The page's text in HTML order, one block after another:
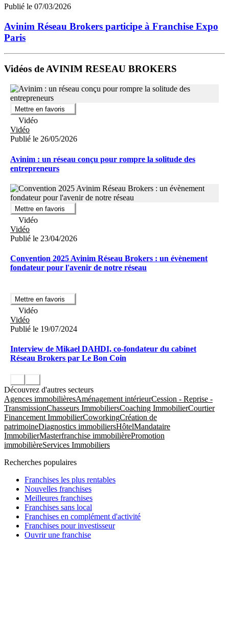
Publié le 07/03/2026
Avinim Réseau Brokers participe à Franchise Expo
Paris
Vidéos de AVINIM RESEAU BROKERS
Mettre en favoris
Vidéo
Vidéo
Publié le 26/05/2026
Avinim : un réseau conçu pour rompre la solitude des
entrepreneurs
Mettre en favoris
Vidéo
Vidéo
Publié le 23/04/2026
Convention 2025 Avinim Réseau Brokers : un évènement
fondateur pour l'avenir de notre réseau
Mettre en favoris
Vidéo
Vidéo
Publié le 19/07/2024
Interview de Mikael DAHDI, co-fondateur du cabinet
Réseau Brokers par Le Bon Coin
Découvrez d'autres secteurs
Agences immobilièresAménagement intérieurCession - Reprise -
TransmissionChasseurs ImmobiliersCoaching ImmobilierCourtier
Financement ImmobilierCoworkingCréation de
patrimoineDiagnostics immobiliersHôtelMandataire
ImmobilierMasterfranchise immobilièrePromotion
immobilièreServices Immobiliers
Recherches populaires
Franchises les plus rentables
Nouvelles franchises
Meilleures franchises
Franchises sans local
Franchises en complément d'activité
Franchises pour investisseur
Ouvrir une franchise